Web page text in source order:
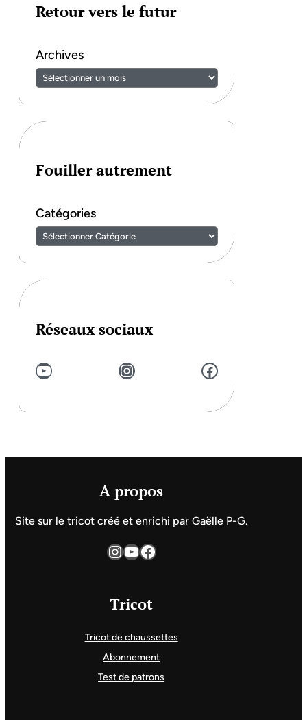
Retour vers le futur
Archives
Fouiller autrement
Catégories
Réseaux sociaux
YouTube Instagram Facebook
A propos
Site sur le tricot créé et enrichi par Gaëlle P-G.
InstagramYouTube Facebook
Tricot
Tricot de chaussettes
Abonnement
Test de patrons